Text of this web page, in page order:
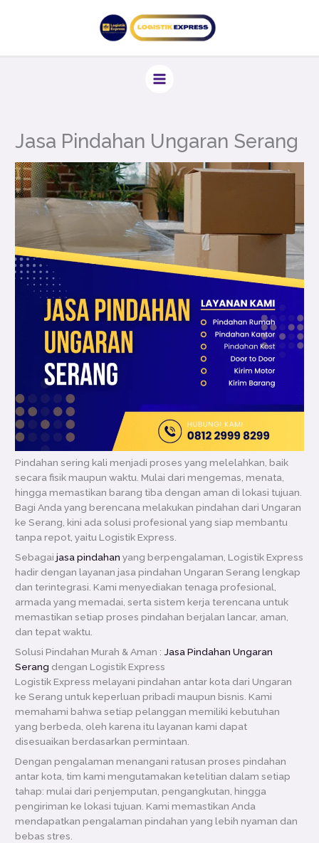
Jasa Pindahan Ungaran Serang
Pindahan sering kali menjadi proses yang melelahkan, baik
secara fisik maupun waktu. Mulai dari mengemas, menata,
hingga memastikan barang tiba dengan aman di lokasi tujuan.
Bagi Anda yang berencana melakukan pindahan dari Ungaran
ke Serang, kini ada solusi profesional yang siap membantu
tanpa repot, yaitu Logistik Express.
Sebagaijasa pindahan yang berpengalaman, Logistik Express
hadir dengan layanan jasa pindahan Ungaran Serang lengkap
dan terintegrasi. Kami menyediakan tenaga profesional,
armada yang memadai, serta sistem kerja terencana untuk
memastikan setiap proses pindahan berjalan lancar, aman,
dan tepat waktu.
Solusi Pindahan Murah & Aman : Jasa Pindahan Ungaran
Serang dengan Logistik Express
Logistik Express melayani pindahan antar kota dari Ungaran
ke Serang untuk keperluan pribadi maupun bisnis. Kami
memahami bahwa setiap pelanggan memiliki kebutuhan
yang berbeda, oleh karena itu layanan kami dapat
disesuaikan berdasarkan permintaan.
Dengan pengalaman menangani ratusan proses pindahan
antar kota, tim kami mengutamakan ketelitian dalam setiap
tahap: mulai dari penjemputan, pengangkutan, hingga
pengiriman ke lokasi tujuan. Kami memastikan Anda
mendapatkan pengalaman pindahan yang lebih nyaman dan
bebas stres.